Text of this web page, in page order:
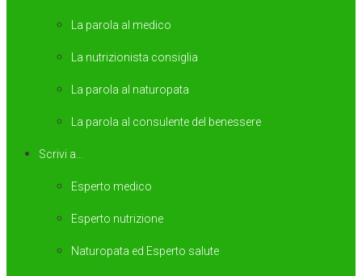
La parola al medico
La nutrizionista consiglia
La parola al naturopata
La parola al consulente del benessere
Scrivi a…
Esperto medico
Esperto nutrizione
Naturopata ed Esperto salute